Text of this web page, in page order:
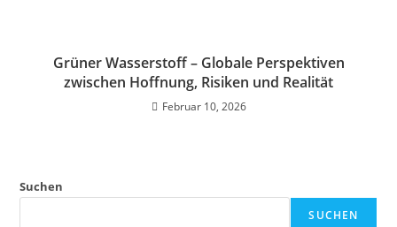
Grüner Wasserstoff – Globale Perspektiven
zwischen Hoffnung, Risiken und Realität
Februar 10, 2026
Suchen
SUCHEN